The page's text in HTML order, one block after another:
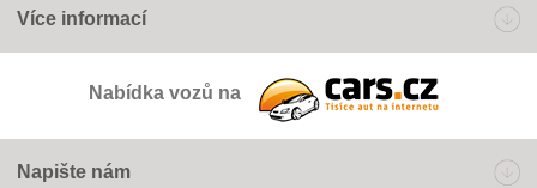
Více informací
Nabídka vozů na
Napište nám